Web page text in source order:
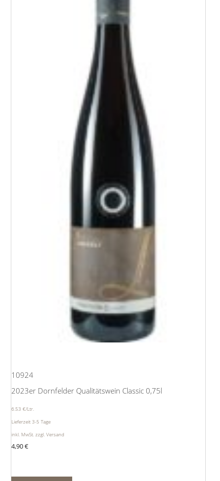
10924
2023er Dornfelder Qualitätswein Classic 0,75l
6.53 €/Ltr.
Lieferzeit 3-5 Tage
inkl. MwSt. zzgl. Versand
4,90€